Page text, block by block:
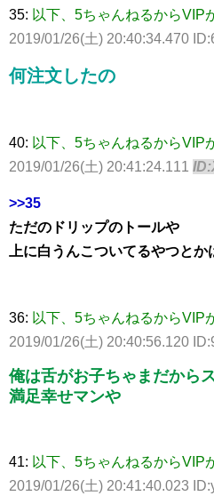
35: 以下、5ちゃんねるからVIP
2019/01/26(土) 20:40:34.470
何注文したの
40: 以下、5ちゃんねるからVIP
2019/01/26(土) 20:41:24.111
>>35
ただのドリップのトールや
上に白うんこついてるやつと
36: 以下、5ちゃんねるからVIP
2019/01/26(土) 20:40:56.120
俺は舌がお子ちゃまだから
満足幸せマンや
41: 以下、5ちゃんねるからVIP
2019/01/26(土) 20:41:40.023